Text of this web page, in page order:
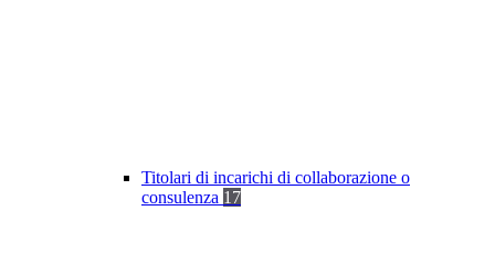
Titolari di incarichi di collaborazione o
consulenza 17